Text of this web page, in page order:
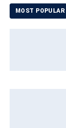
MOST POPULAR